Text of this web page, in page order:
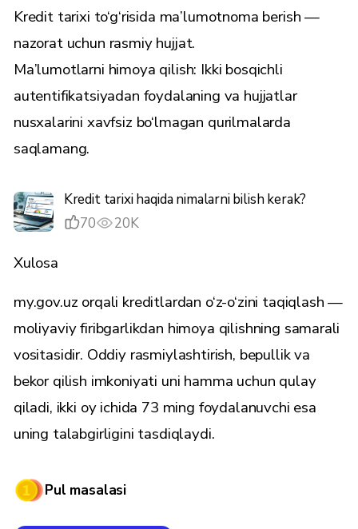
Kredit tarixi to‘g‘risida ma’lumotnoma berish —
nazorat uchun rasmiy hujjat.
Ma’lumotlarni himoya qilish: Ikki bosqichli
autentifikatsiyadan foydalaning va hujjatlar
nusxalarini xavfsiz bo‘lmagan qurilmalarda
saqlamang.
Kredit tarixi haqida nimalarni bilish kerak?
70
20K
Xulosa
my.gov.uz orqali kreditlardan o‘z-o‘zini taqiqlash —
moliyaviy firibgarlikdan himoya qilishning samarali
vositasidir. Oddiy rasmiylashtirish, bepullik va
bekor qilish imkoniyati uni hamma uchun qulay
qiladi, ikki oy ichida 73 ming foydalanuvchi esa
uning talabgirligini tasdiqlaydi.
Pul masalasi